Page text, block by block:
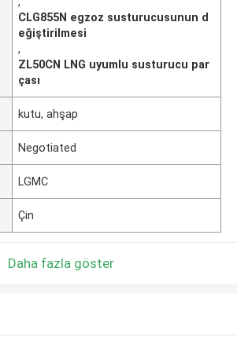
CLG855N egzoz susturucusunun d
eğiştirilmesi
,
ZL50CN LNG uyumlu susturucu par
çası
kutu, ahşap
Negotiated
LGMC
Çin
Daha fazla göster